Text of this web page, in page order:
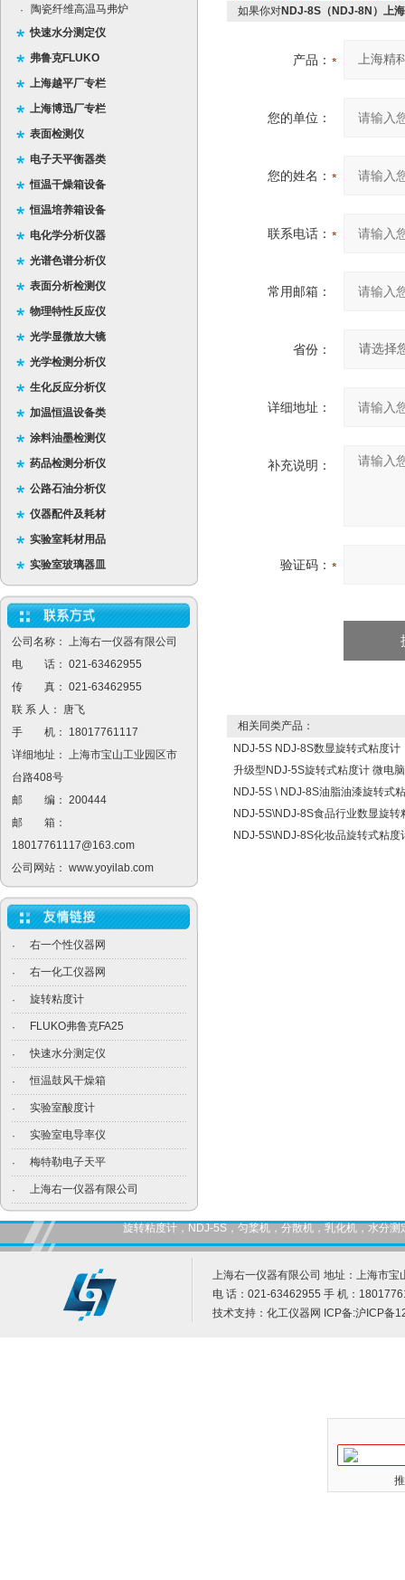
·
陶瓷纤维高温马弗炉
快速水分测定仪
弗鲁克FLUKO
上海越平厂专栏
上海博迅厂专栏
表面检测仪
电子天平衡器类
恒温干燥箱设备
恒温培养箱设备
电化学分析仪器
光谱色谱分析仪
表面分析检测仪
物理特性反应仪
光学显微放大镜
光学检测分析仪
生化反应分析仪
加温恒温设备类
涂料油墨检测仪
药品检测分析仪
公路石油分析仪
仪器配件及耗材
实验室耗材用品
实验室玻璃器皿
公司名称： 上海右一仪器有限公司
电 话： 021-63462955
传 真： 021-63462955
联 系 人： 唐飞
手 机： 18017761117
详细地址： 上海市宝山工业园区市
台路408号
邮 编： 200444
邮 箱：
18017761117@163.com
公司网站： www.yoyilab.com
· 右一个性仪器网
· 右一化工仪器网
· 旋转粘度计
· FLUKO弗鲁克FA25
· 快速水分测定仪
· 恒温鼓风干燥箱
· 实验室酸度计
· 实验室电导率仪
· 梅特勒电子天平
· 上海右一仪器有限公司
如果你对NDJ-8S（NDJ-8N）上
产品：
您的单位：
您的姓名：
联系电话：
常用邮箱：
省份：
详细地址：
补充说明：
验证码：
相关同类产品：
NDJ-5S NDJ-8S数显旋转式粘度计
升级型NDJ-5S旋转式粘度计 微电
NDJ-5S \ NDJ-8S油脂油漆旋转式
NDJ-5S\NDJ-8S食品行业数显旋转
NDJ-5S\NDJ-8S化妆品旋转式粘度
旋转粘度计，NDJ-5S，匀桨机，分散机，乳化机，水分
上海右一仪器有限公司 地址：上海市宝
电 话：021-63462955 手 机：
技术支持： 化工仪器网 ICP备:沪ICP备